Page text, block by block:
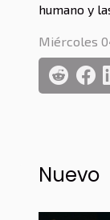
humano y
Miércoles
Nuevo